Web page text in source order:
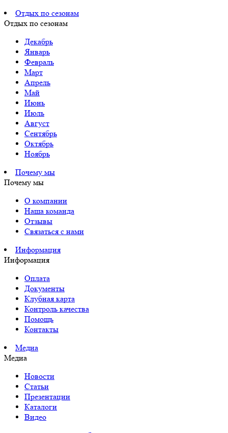
Отдых по сезонам
Отдых по сезонам
Декабрь
Январь
Февраль
Март
Апрель
Май
Июнь
Июль
Август
Сентябрь
Октябрь
Ноябрь
Почему мы
Почему мы
О компании
Наша команда
Отзывы
Связаться с нами
Информация
Информация
Оплата
Документы
Клубная карта
Контроль качества
Помощь
Контакты
Медиа
Медиа
Новости
Статьи
Презентации
Каталоги
Видео